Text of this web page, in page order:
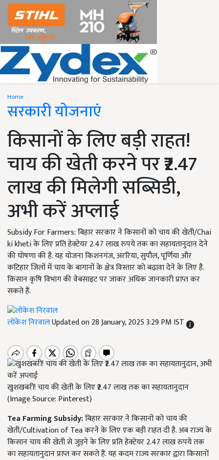
Home
सरकारी योजनाएं
किसानों के लिए बड़ी राहत!
चाय की खेती करने पर ₹2.47
लाख की मिलेगी सब्सिडी,
अभी करें अप्लाई
Subsidy For Farmers: बिहार सरकार ने किसानों को चाय की खेती/Chai
ki kheti के लिए प्रति हेक्टेयर 2.47 लाख रुपये तक का सहायतानुदान देने
की घोषणा की है. यह योजना किशनगंज, अररिया, सुपौल, पूर्णिया और
कटिहार जिलों में चाय के बागानों के क्षेत्र विस्तार को बढ़ावा देने के लिए है.
किसान कृषि विभाग की वेबसाइट पर जाकर अधिक जानकारी प्राप्त कर
सकते हैं.
लोकेश निरवालUpdated on 28 January, 2025 3:29 PM IST
खुशखबरी! चाय की खेती के लिए ₹2.47 लाख तक का सहायतानुदान
(Image Source: Pinterest)
Tea Farming Subsidy:बिहार सरकार ने किसानों को चाय की
खेती/Cultivation of Tea करने के लिए एक बड़ी राहत दी है. अब राज्य के
किसान चाय की खेती से जुड़ने के लिए प्रति हेक्टेयर 2.47 लाख रुपये तक
का सहायतानुदान प्राप्त कर सकते हैं. यह कदम राज्य सरकार द्वारा किसानों